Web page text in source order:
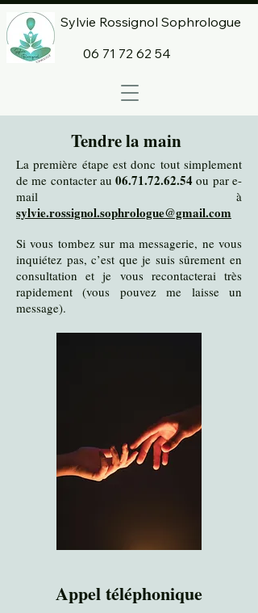
Sylvie Rossignol Sophrologue
06 71 72 62 54
Tendre la main
La première étape est donc tout simplement
de me contacter au06.71.72.62.54 ou par e-
mail à
sylvie.rossignol.sophrologue@gmail.com
Si vous tombez sur ma messagerie, ne vous
inquiétez pas, c’est que je suis sûrement en
consultation et je vous recontacterai très
rapidement (vous pouvez me laisse un
message).
Appel téléphonique